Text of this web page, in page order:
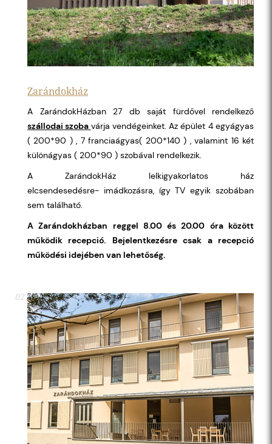
Zarándokház
A ZarándokHázban 27 db saját fürdővel rendelkező
szállodai szoba várja vendégeinket. Az épület 4 egyágyas
( 200*90 ) , 7 franciaágyas( 200*140 ) , valamint 16 két
különágyas ( 200*90 ) szobával rendelkezik.
A ZarándokHáz lelkigyakorlatos ház
elcsendesedésre- imádkozásra, így TV egyik szobában
sem található.
A Zarándokházban reggel 8.00 és 20.00 óra között
működik recepció.
Bejelentkezésre csak a recepció
működési idejében van lehetőség.
02